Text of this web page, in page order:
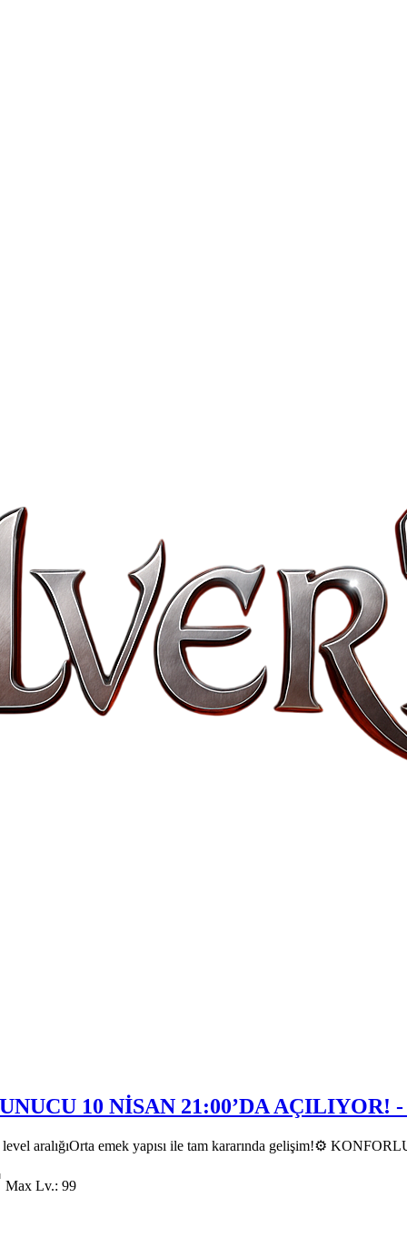
10 NİSAN 21:00’DA AÇILIYOR!
aralığıOrta emek yapısı ile tam kararında gelişim!⚙️
Max Lv.: 99